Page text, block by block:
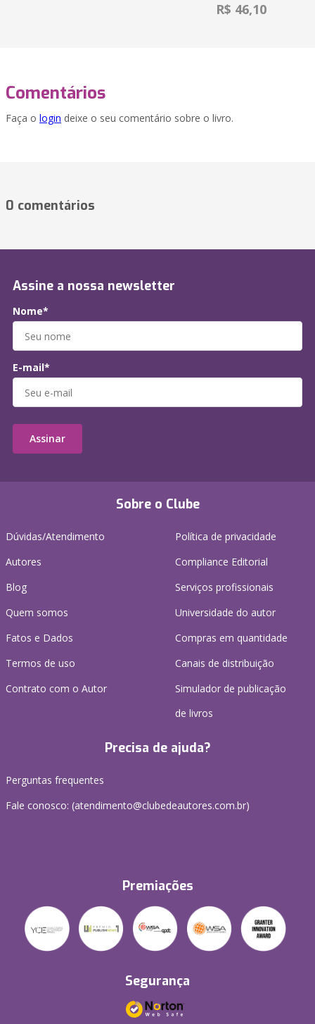
R$ 46,10
Comentários
Faça o login deixe o seu comentário sobre o livro.
0 comentários
Sobre o Clube
Dúvidas/Atendimento
Autores
Blog
Quem somos
Fatos e Dados
Termos de uso
Contrato com o Autor
Política de privacidade
Compliance Editorial
Serviços profissionais
Universidade do autor
Compras em quantidade
Canais de distribuição
Simulador de publicação
de livros
Precisa de ajuda?
Perguntas frequentes
Fale conosco: (atendimento@clubedeautores.com.br)
Premiações
Segurança
Assine a nossa newsletter
Nome*
E-mail*
Assinar